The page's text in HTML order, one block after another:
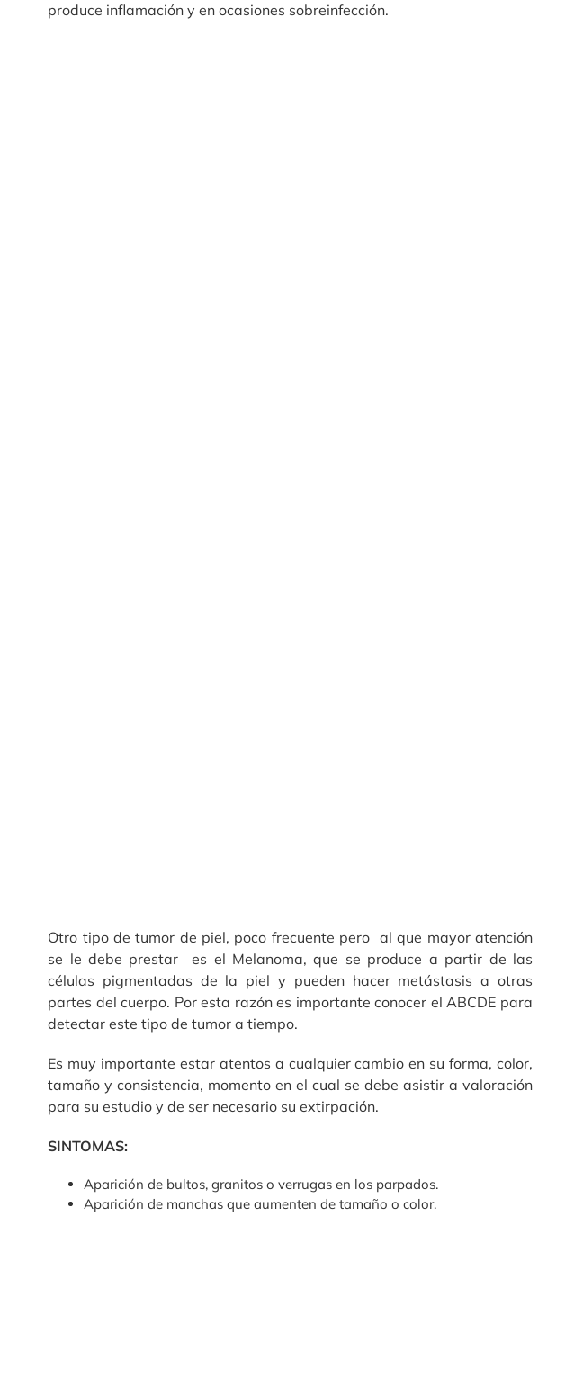
produce inflamación y en ocasiones sobreinfección.
Otro tipo de tumor de piel, poco frecuente pero al que mayor atención
se le debe prestar es el Melanoma, que se produce a partir de las
células pigmentadas de la piel y pueden hacer metástasis a otras
partes del cuerpo. Por esta razón es importante conocer el ABCDE para
detectar este tipo de tumor a tiempo.
Es muy importante estar atentos a cualquier cambio en su forma, color,
tamaño y consistencia, momento en el cual se debe asistir a valoración
para su estudio y de ser necesario su extirpación.
SINTOMAS:
Aparición de bultos, granitos o verrugas en los parpados.
Aparición de manchas que aumenten de tamaño o color.